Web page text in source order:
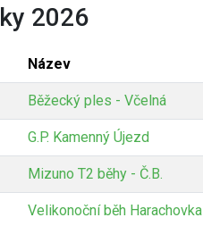
2026
Název
Běžecký ples - Včelná
G.P. Kamenný Újezd
Mizuno T2 běhy - Č.B.
Velikonoční běh Harachovka